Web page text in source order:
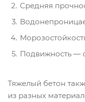
Средняя
Подвижность ―
Тяжелый бетон
из разных